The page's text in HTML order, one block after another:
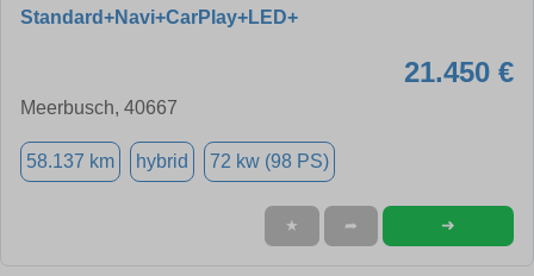
Standard+Navi+CarPlay+LED+
21.450 €
Meerbusch, 40667
58.137 km hybrid 72 kw (98 PS)
★ ➦ ➜